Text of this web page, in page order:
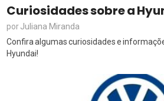
Curiosidades sobre a
porJuliana Miranda
Confira algumas curiosidades e
Hyundai!